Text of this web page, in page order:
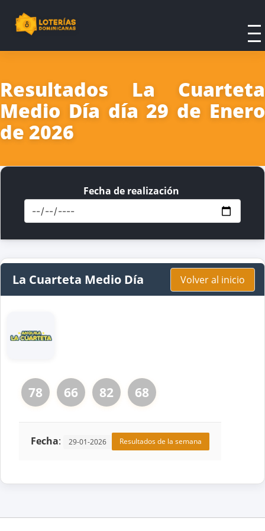
Resultados La Cuarteta
Medio Día día 29 de Enero
de 2026
Fecha de realización
La Cuarteta Medio Día Volver al inicio
78 66 82 68
Fecha: 29-01-2026 Resultados de la semana